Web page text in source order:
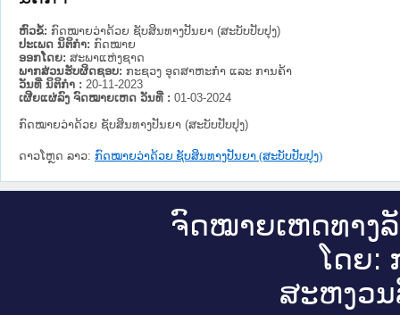
ຫົວຂໍ້: ກົດໝາຍວ່າດ້ວຍ ຊັບສິນທາງປັນຍາ (ສະບັບປັບປຸງ)
ປະເພດ ນິຕິກໍາ: ກົດໝາຍ
ອອກໂດຍ: ສະພາແຫ່ງຊາດ
ພາກສ່ວນຮັບຜິດຊອບ: ກະຊວງ ອຸດສາຫະກຳ ແລະ ການຄ້າ
ວັນທີ່ ນິຕິກໍາ : 20-11-2023
ເຜີຍແຜ່ລົງ ຈົດໝາຍເຫດ ວັນທີ່ : 01-03-2024
ກົດໝາຍວ່າດ້ວຍ ຊັບສິນທາງປັນຍາ (ສະບັບປັບປຸງ)
ດາວໂຫຼດ ລາວ: ກົດໝາຍວ່າດ້ວຍ ຊັບສິນທາງປັນຍາ (ສະບັບປັບປຸງ)
ຈົດ​ໝາຍ​ເຫດ​ທາງ​
ໂດຍ:
ສະ​ຫງວນ​